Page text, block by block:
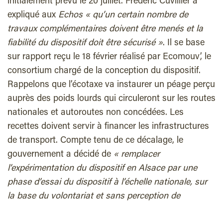
expliqué aux Echos « qu’un certain nombre de
travaux complémentaires doivent être menés et la
fiabilité du dispositif doit être sécurisé ». Il se base
sur rapport reçu le 18 février réalisé par Ecomouv’, le
consortium chargé de la conception du dispositif.
Rappelons que l’écotaxe va instaurer un péage perçu
auprès des poids lourds qui circuleront sur les routes
nationales et autoroutes non concédées. Les
recettes doivent servir à financer les infrastructures
de transport. Compte tenu de ce décalage, le
gouvernement a décidé de « remplacer
l’expérimentation du dispositif en Alsace par une
phase d’essai du dispositif à l’échelle nationale, sur
la base du volontariat et sans perception de